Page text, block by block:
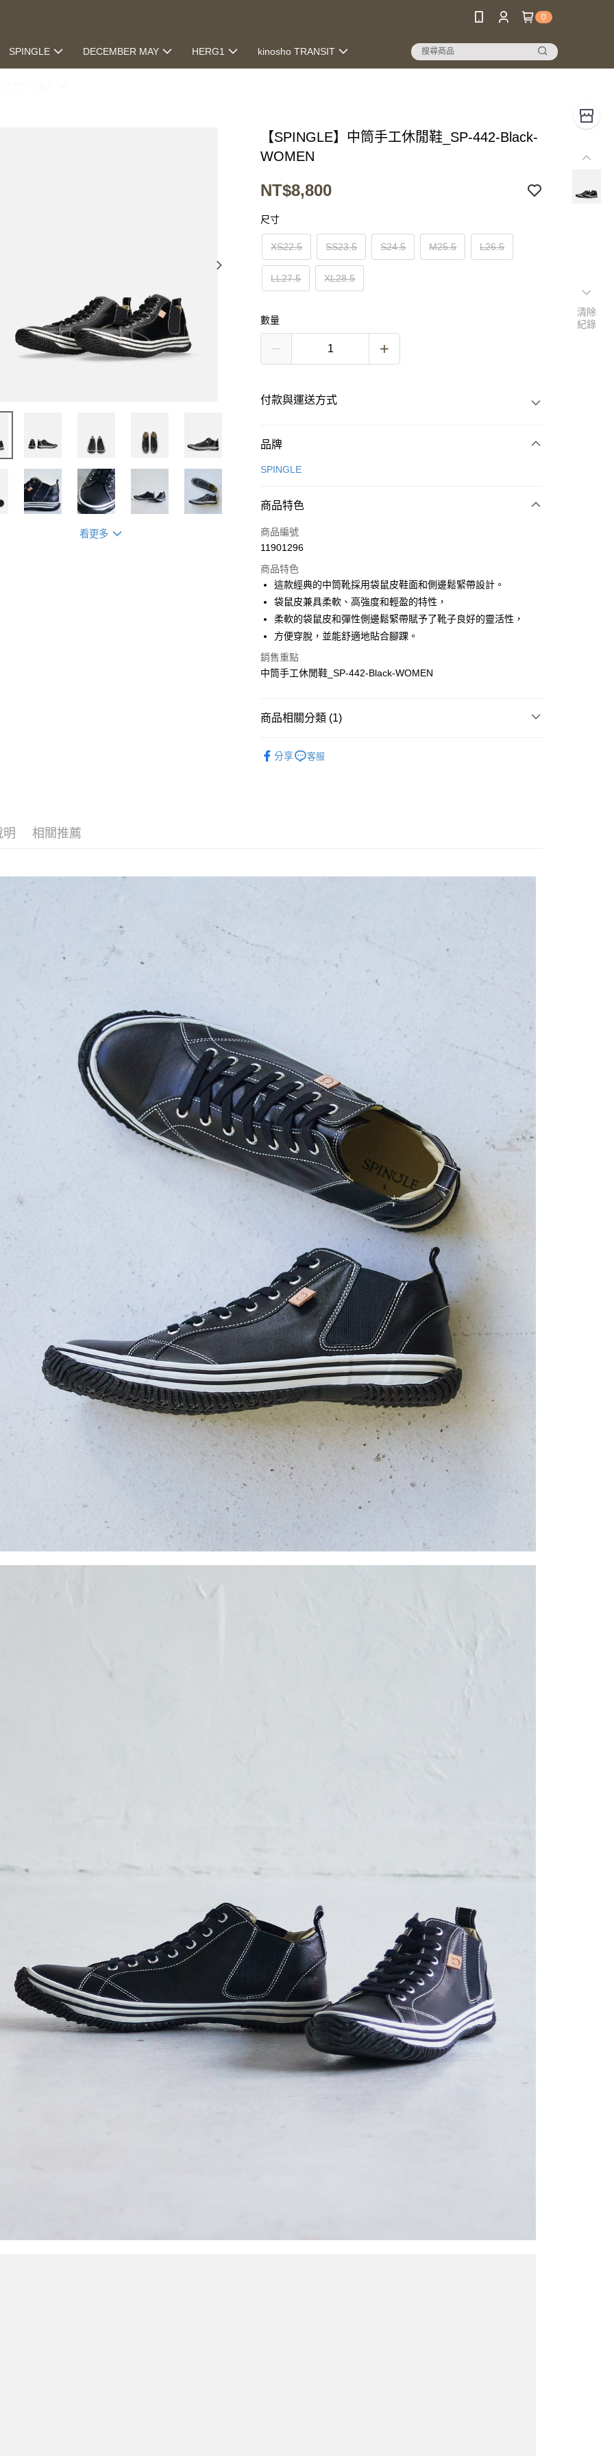
0
SPINGLE DECEMBER MAY HERG1 kinosho TRANSIT
看更多
【SPINGLE】中筒手工休閒鞋_SP-442-Black-
WOMEN
NT$8,800
尺寸
XS22.5 SS23.5 S24.5 M25.5 L26.5
LL27.5 XL28.5
數量
付款與運送方式
付款方式
信用卡一次付款
Apple Pay
街口支付
悠遊付
全盈+PAY
全家取貨付款
付款後全家取貨
品牌
SPINGLE
商品特色
商品編號
11901296
商品特色
這款經典的中筒靴採用袋鼠皮鞋面和側邊鬆緊帶設計。
袋鼠皮兼具柔軟、高強度和輕盈的特性，
柔軟的袋鼠皮和彈性側邊鬆緊帶賦予了靴子良好的靈活性，
方便穿脫，並能舒適地貼合腳踝。
銷售重點
中筒手工休閒鞋_SP-442-Black-WOMEN
商品相關分類 (1)
分享
客服
明 相關推薦
清除
紀錄